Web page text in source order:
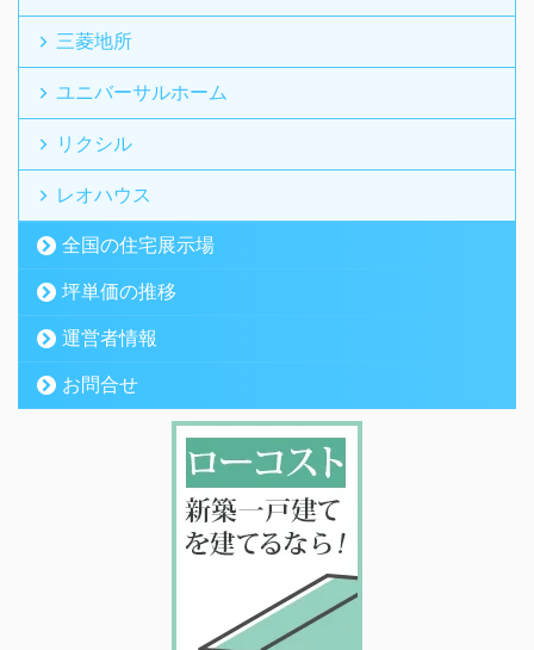
三菱地所
ユニバーサルホーム
リクシル
レオハウス
全国の住宅展示場
坪単価の推移
運営者情報
お問合せ